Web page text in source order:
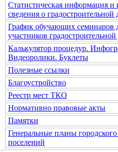
Статистическая информация и
сведения о градостроительной
График обучающих семинаров
участников градостроительной
Калькулятор процедур.
Видеоролики. Буклеты
Полезные ссылки
Благоустройство
Реестр мест ТКО
Нормативно правовые акты
Памятки
Генеральные планы
поселений